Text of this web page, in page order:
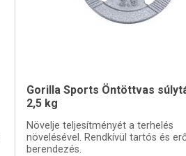
Gorilla Sports Öntöttvas
2,5 kg
Növelje teljesítményét a terhelés
növelésével. Rendkívül tartós és
berendezés.